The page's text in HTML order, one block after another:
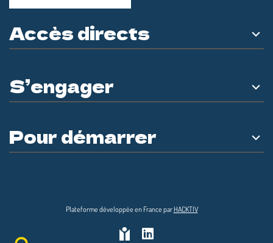
Accès directs
S’engager
Pour démarrer
Plateforme développée en France par HACKTIV